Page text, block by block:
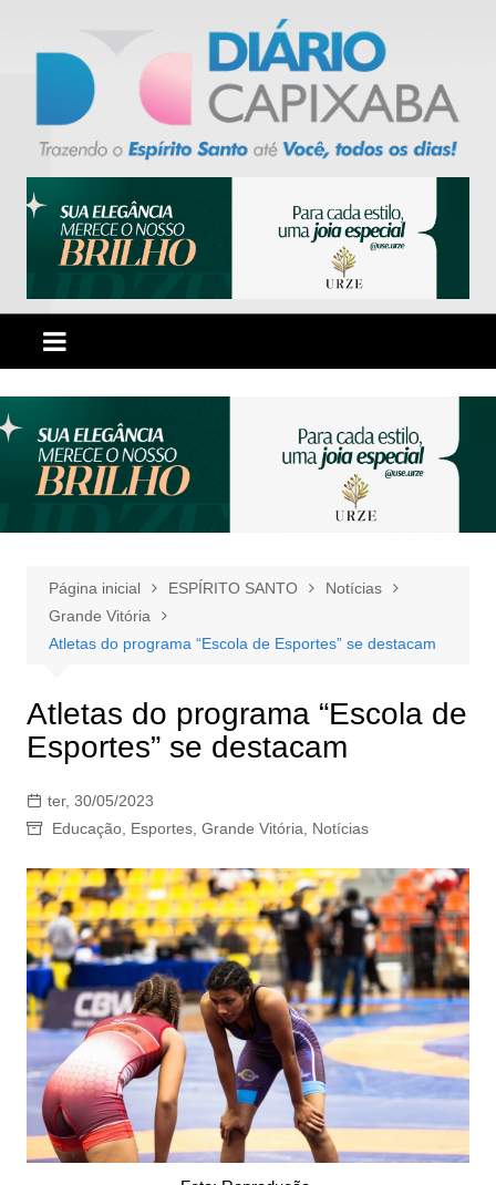
Página inicial ESPÍRITO SANTO
Notícias
Grande Vitória
Atletas do programa “Escola de Esportes” se destacam
Atletas do programa “Escola de
Esportes” se destacam
ter, 30/05/2023
Educação, Esportes, Grande Vitória Notícias